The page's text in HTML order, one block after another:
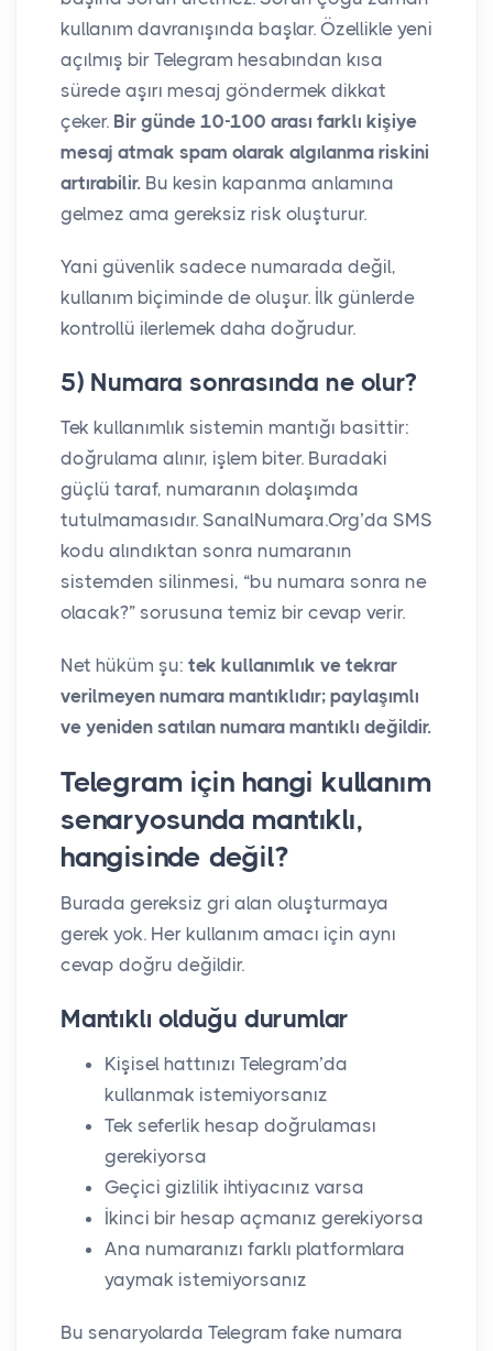
kullanım davranışında başlar. Özellikle yeni
açılmış bir Telegram hesabından kısa
sürede aşırı mesaj göndermek dikkat
çeker. Bir günde 10-100 arası farklı kişiye
mesaj atmak spam olarak algılanma riskini
artırabilir. Bu kesin kapanma anlamına
gelmez ama gereksiz risk oluşturur.
Yani güvenlik sadece numarada değil,
kullanım biçiminde de oluşur. İlk günlerde
kontrollü ilerlemek daha doğrudur.
5) Numara sonrasında ne olur?
Tek kullanımlık sistemin mantığı basittir:
doğrulama alınır, işlem biter. Buradaki
güçlü taraf, numaranın dolaşımda
tutulmamasıdır. SanalNumara.Org’da SMS
kodu alındıktan sonra numaranın
sistemden silinmesi, “bu numara sonra ne
olacak?” sorusuna temiz bir cevap verir.
Net hüküm şu: tek kullanımlık ve tekrar
verilmeyen numara mantıklıdır; paylaşımlı
ve yeniden satılan numara mantıklı değildir.
Telegram için hangi kullanım
senaryosunda mantıklı,
hangisinde değil?
Burada gereksiz gri alan oluşturmaya
gerek yok. Her kullanım amacı için aynı
cevap doğru değildir.
Mantıklı olduğu durumlar
Kişisel hattınızı Telegram’da
kullanmak istemiyorsanız
Tek seferlik hesap doğrulaması
gerekiyorsa
Geçici gizlilik ihtiyacınız varsa
İkinci bir hesap açmanız gerekiyorsa
Ana numaranızı farklı platformlara
yaymak istemiyorsanız
Bu senaryolarda Telegram fake numara